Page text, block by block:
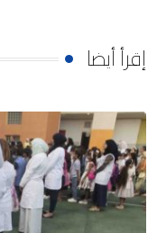
إقرأ أيضا